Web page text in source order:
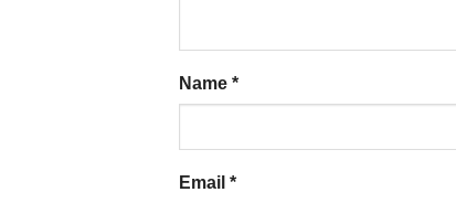
Name *
Email *